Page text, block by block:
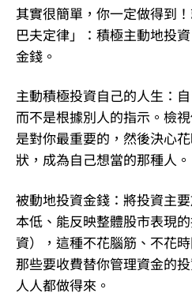
其實很簡單，你一定做得到
巴夫定律」：積極主動地投
金錢。
主動積極投資自己的人生：
而不是根據別人的指示。檢
是對你最重要的，然後決心
狀，成為自己想當的那種人。
被動地投資金錢：將投資主
本低、能反映整體股市表現
資），這種不花腦筋、不花
那些要收費替你管理資金的
人人都做得來。